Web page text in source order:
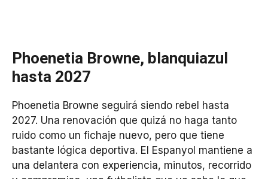
Phoenetia Browne, blanquiazul
hasta 2027
Phoenetia Browne seguirá siendo rebel hasta
2027. Una renovación que quizá no haga tanto
ruido como un fichaje nuevo, pero que tiene
bastante lógica deportiva. El Espanyol mantiene a
una delantera con experiencia, minutos, recorrido